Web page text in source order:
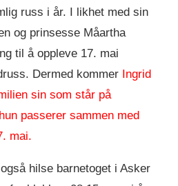
russ i år. I likhet med sin
og prinsesse Måartha
til å oppleve 17. mai
Dermed kommer Ingrid
sin som står på
passerer sammen med
mai.
hilse barnetoget i Asker